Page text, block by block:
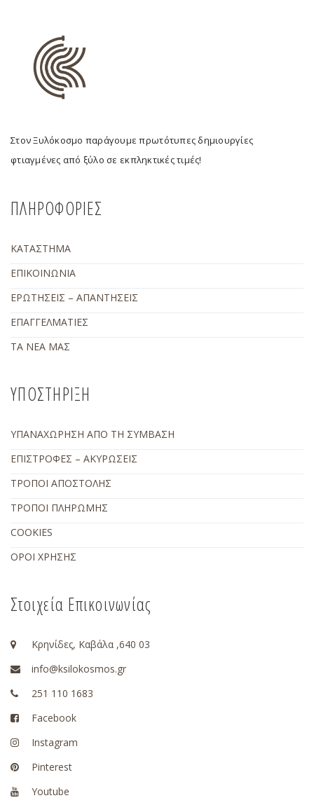
Στον Ξυλόκοσμο παράγουμε πρωτότυπες δημιουργίες
φτιαγμένες από ξύλο σε εκπληκτικές τιμές!
ΠΛΗΡΟΦΟΡΙΕΣ
ΚΑΤΑΣΤΗΜΑ
ΕΠΙΚΟΙΝΩΝΙΑ
ΕΡΩΤΗΣΕΙΣ – ΑΠΑΝΤΗΣΕΙΣ
ΕΠΑΓΓΕΛΜΑΤΙΕΣ
ΤΑ ΝΕΑ ΜΑΣ
ΥΠΟΣΤΗΡΙΞΗ
ΥΠΑΝΑΧΩΡΗΣΗ ΑΠΟ ΤΗ ΣΥΜΒΑΣΗ
ΕΠΙΣΤΡΟΦΕΣ – ΑΚΥΡΩΣΕΙΣ
ΤΡΟΠΟΙ ΑΠΟΣΤΟΛΗΣ
ΤΡΟΠΟΙ ΠΛΗΡΩΜΗΣ
COOKIES
ΟΡΟΙ ΧΡΗΣΗΣ
Στοιχεία Επικοινωνίας
Κρηνίδες, Καβάλα ,640 03
info@ksilokosmos.gr
251 110 1683
Facebook
Instagram
Pinterest
Youtube